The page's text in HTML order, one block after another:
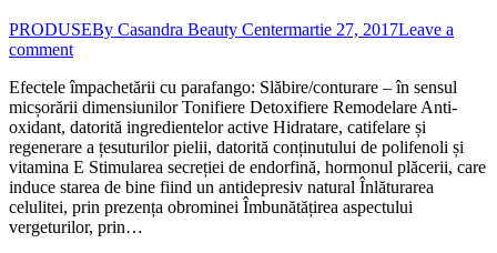
PRODUSEBy Casandra Beauty Centermartie 27, 2017Leave a
comment
Efectele împachetării cu parafango: Slăbire/conturare – în sensul
micșorării dimensiunilor Tonifiere Detoxifiere Remodelare Anti-
oxidant, datorită ingredientelor active Hidratare, catifelare și
regenerare a țesuturilor pielii, datorită conținutului de polifenoli și
vitamina E Stimularea secreției de endorfină, hormonul plăcerii, care
induce starea de bine fiind un antidepresiv natural Înlăturarea
celulitei, prin prezența obrominei Îmbunătățirea aspectului
vergeturilor, prin…